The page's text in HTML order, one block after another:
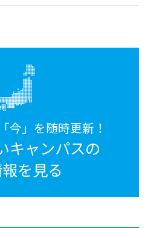
今」を随時更新！
キャンパスの
を見る